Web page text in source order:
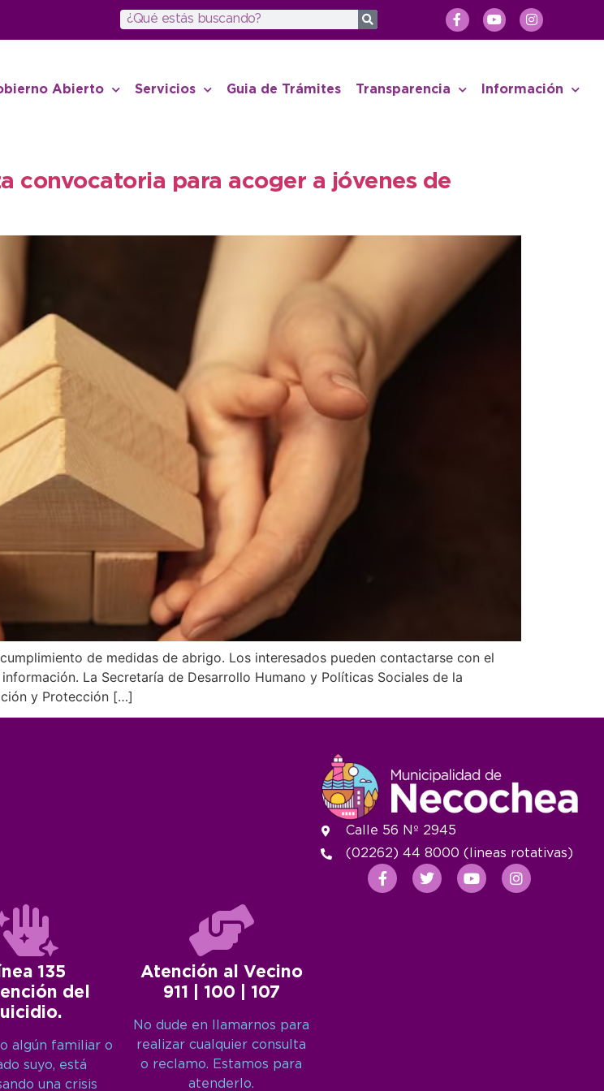
Abierto Servicios Guia de Trámites Transparencia Información
convocatoria para acoger a jóvenes de
de medidas de abrigo. Los interesados pueden contactarse con el
La Secretaría de Desarrollo Humano y Políticas Sociales de la
y Protección […]
135
del
algún familiar o
suyo, está
una crisis
Atención al Vecino
911 | 100 | 107
No dude en llamarnos para
realizar cualquier consulta
o reclamo. Estamos para
atenderlo.
Calle 56 Nº 2945
(02262) 44 8000 (lineas rotativas)